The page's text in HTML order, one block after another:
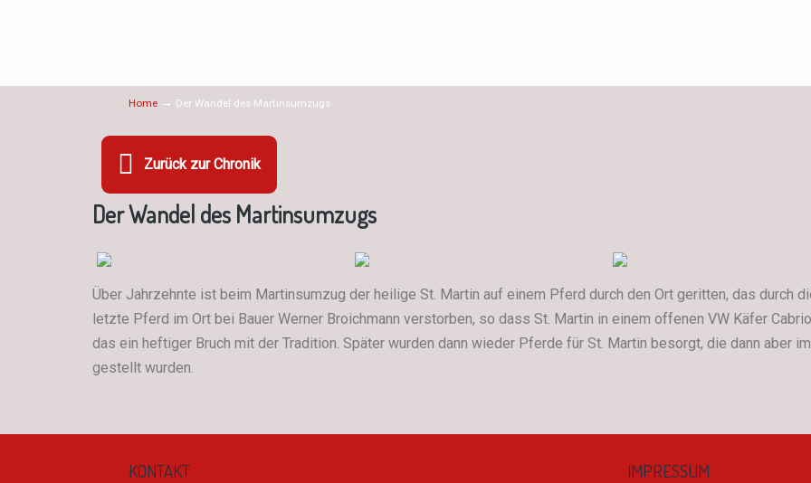
Home → Der Wandel des Martinsumzugs
Zurück zur Chronik
Der Wandel des Martinsumzugs
Über Jahrzehnte ist beim Martinsumzug der heilige St. Martin auf einem Pferd durch den Ort geritten, das durch
letzte Pferd im Ort bei Bauer Werner Broichmann verstorben, so dass St. Martin in einem offenen VW Käfer
das ein heftiger Bruch mit der Tradition. Später wurden dann wieder Pferde für St. Martin besorgt, die dann aber
gestellt wurden.
KONTAKT IMPRESSUM